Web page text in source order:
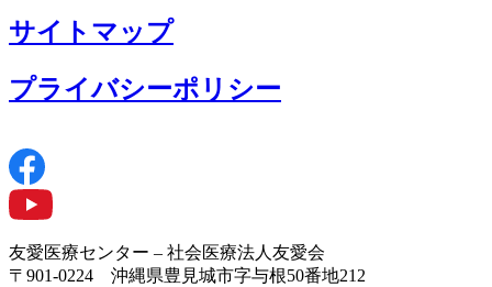
サイトマップ
プライバシーポリシー
友愛医療センター – 社会医療法人友愛会
〒901-0224 沖縄県豊見城市字与根50番地212